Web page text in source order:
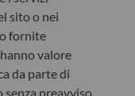
sito o nei
fornite
valore
da parte di
preavviso.